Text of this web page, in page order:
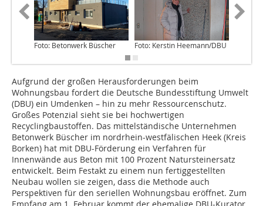
Foto: Betonwerk Büscher Foto: Kerstin Heemann/DBU
Aufgrund der großen Herausforderungen beim
Wohnungsbau fordert die Deutsche Bundesstiftung Umwelt
(DBU) ein Umdenken – hin zu mehr Ressourcenschutz.
Großes Potenzial sieht sie bei hochwertigen
Recyclingbaustoffen. Das mittelständische Unternehmen
Betonwerk Büscher im nordrhein-westfälischen Heek (Kreis
Borken) hat mit DBU-Förderung ein Verfahren für
Innenwände aus Beton mit 100 Prozent Natursteinersatz
entwickelt. Beim Festakt zu einem nun fertiggestellten
Neubau wollen sie zeigen, dass die Methode auch
Perspektiven für den seriellen Wohnungsbau eröffnet. Zum